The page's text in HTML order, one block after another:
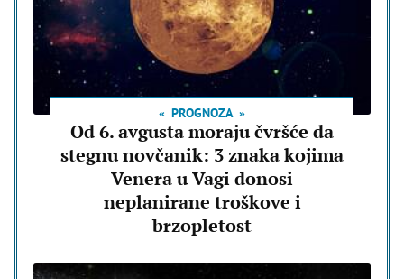
PROGNOZA
Od 6. avgusta moraju čvršće da
stegnu novčanik: 3 znaka kojima
Venera u Vagi donosi
neplanirane troškove i
brzopletost